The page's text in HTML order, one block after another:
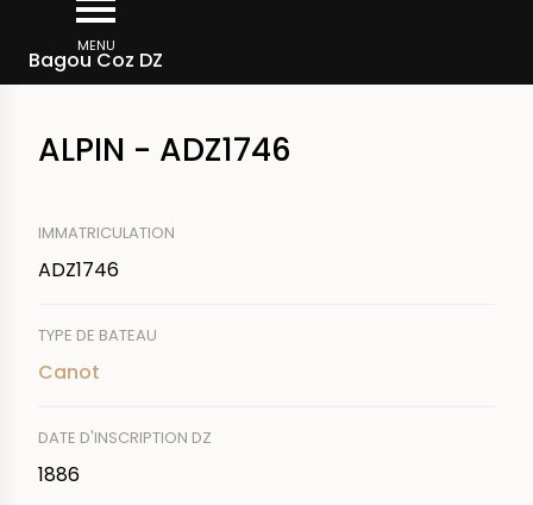
contenu
MENU
Bagou Coz DZ
d'Ariane
Rechercher un bateau
ALPIN - ADZ1746
IMMATRICULATION
ADZ1746
TYPE DE BATEAU
Canot
DATE D'INSCRIPTION DZ
1886